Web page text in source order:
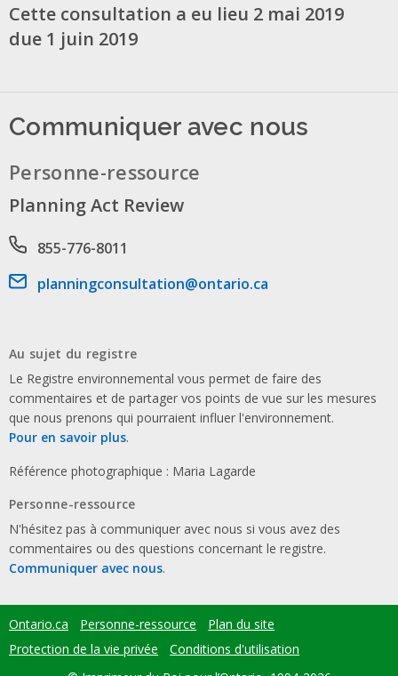
Cette consultation a eu lieu 2 mai 2019
due 1 juin 2019
Communiquer avec nous
Personne-ressource
Planning Act Review
Phone number
855-776-8011
Email address
planningconsultation@ontario.ca
Au sujet du registre
Le Registre environnemental vous permet de faire des
commentaires et de partager vos points de vue sur les mesures
que nous prenons qui pourraient influer l'environnement.
Pour en savoir plus.
Référence photographique : Maria Lagarde
Personne-ressource
N'hésitez pas à communiquer avec nous si vous avez des
commentaires ou des questions concernant le registre.
Communiquer avec nous.
Footer
menu
Ontario.ca Personne-ressource
Plan du site
Protection de la vie privée
Conditions d'utilisation